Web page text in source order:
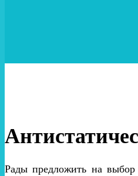
Рады предложить на выбор